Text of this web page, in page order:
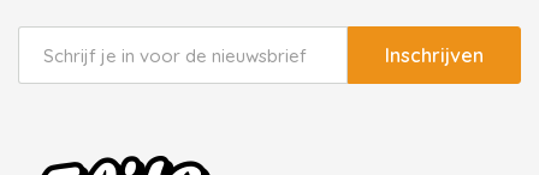
Inschrijven